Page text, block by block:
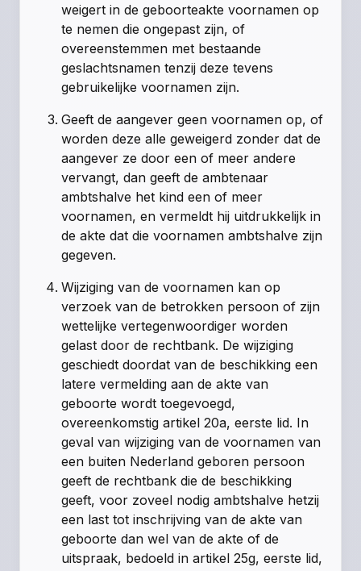
weigert in de geboorteakte voornamen op
te nemen die ongepast zijn, of
overeenstemmen met bestaande
geslachtsnamen tenzij deze tevens
gebruikelijke voornamen zijn.
Geeft de aangever geen voornamen op, of
worden deze alle geweigerd zonder dat de
aangever ze door een of meer andere
vervangt, dan geeft de ambtenaar
ambtshalve het kind een of meer
voornamen, en vermeldt hij uitdrukkelijk in
de akte dat die voornamen ambtshalve zijn
gegeven.
Wijziging van de voornamen kan op
verzoek van de betrokken persoon of zijn
wettelijke vertegenwoordiger worden
gelast door de rechtbank. De wijziging
geschiedt doordat van de beschikking een
latere vermelding aan de akte van
geboorte wordt toegevoegd,
overeenkomstigartikel 20a, eerste lid. In
geval van wijziging van de voornamen van
een buiten Nederland geboren persoon
geeft de rechtbank die de beschikking
geeft, voor zoveel nodig ambtshalve hetzij
een last tot inschrijving van de akte van
geboorte dan wel van de akte of de
uitspraak, bedoeld inartikel 25g, eerste lid,